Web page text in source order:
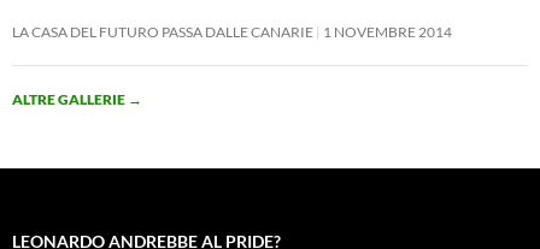
LA CASA DEL FUTURO PASSA DALLE CANARIE 1 NOVEMBRE 2014
ALTRE GALLERIE →
LEONARDO ANDREBBE AL PRIDE?